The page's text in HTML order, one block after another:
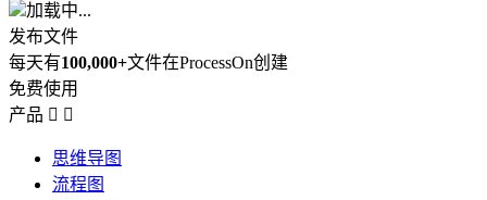
加载中...
发布文件
每天有100,000+文件在ProcessOn创建
免费使用
产品  
思维导图
流程图